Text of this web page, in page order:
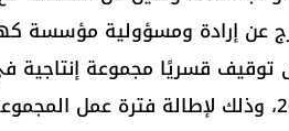
عن إرادة ومسؤولية مؤسسة
توقيف قسريًا مجموعة
أمس الجمعة الواقع فيه 26/07/2024، وذلك